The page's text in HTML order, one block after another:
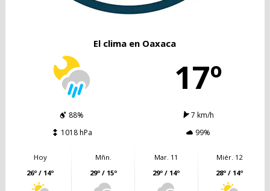
El clima en Oaxaca
17º
88%
7 km/h
1018 hPa
99%
Hoy
26º / 14º
Mñn.
29º / 15º
Mar. 11
29º / 14º
Miér. 12
28º / 14º